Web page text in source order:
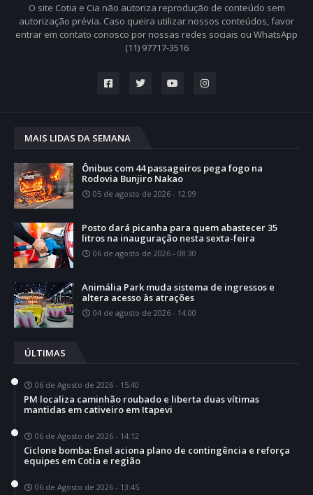
O site Cotia e Cia não autoriza reprodução de conteúdo sem
autorização prévia. Caso queira utilizar nossos conteúdos, favor
entrar em contato conosco por nossas redes sociais ou WhatsApp
(11) 97717-3516
MAIS LIDAS DA SEMANA
Ônibus com 44 passageiros pega fogo na
Rodovia Bunjiro Nakao
05 de agosto de 2026 - 12:09
Posto dará picanha para quem abastecer 35
litros na inauguração nesta sexta-feira
06 de agosto de 2026 - 08:30
Animália Park muda sistema de ingressos e
altera acesso às atrações
04 de agosto de 2026 - 14:00
ÚLTIMAS
06 de Agosto de 2026 - 15:40
PM localiza caminhão roubado e liberta duas vítimas
mantidas em cativeiro em Itapevi
06 de Agosto de 2026 - 14:12
Ciclone bomba: Enel aciona plano de contingência e reforça
equipes em Cotia e região
06 de Agosto de 2026 - 13:45